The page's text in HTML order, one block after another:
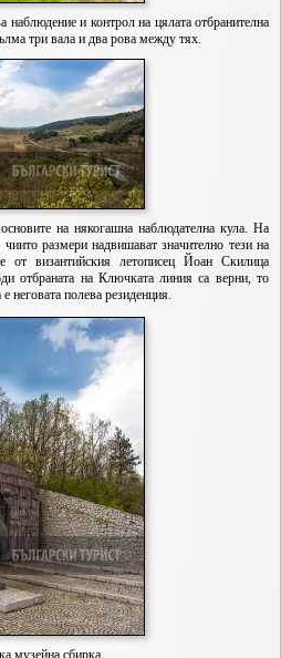
наблюдение и контрол на цялата отбранителна
три вала и два рова между тях.
на някогашна наблюдателна кула. На
размери надвишават значително тези на
от византийския летописец Йоан Скилица
отбраната на Ключката линия са верни, то
неговата полева резиденция.
музейна сбирка.